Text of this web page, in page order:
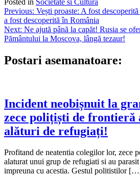
Navigare
în
articole
Previous: Vești proaste: A fost
a fost descoperită în România
Next: Ne ajută până la capăt! Rusia se
Pământului la Moscova, lângă tezaur!
Postari asemanatoare:
Incident neobișnuit la
zece polițiști de frontieră
alături de refugiați!
Profitand de neatentia colegilor lor, zece
alaturat unui grup de refugiati si au
impreuna cu acestia. Gestul politistilor